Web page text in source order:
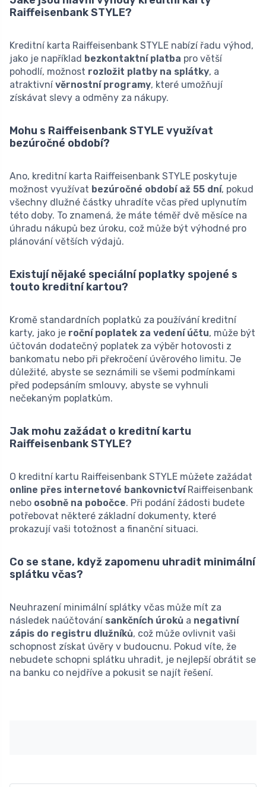
Raiffeisenbank STYLE?
Kreditní karta Raiffeisenbank STYLE nabízí řadu výhod,
jako je například bezkontaktní platba pro větší
pohodlí, možnost rozložit platby na splátky, a
atraktivnívěrnostní programy, které umožňují
získávat slevy a odměny za nákupy.
Mohu s Raiffeisenbank STYLE využívat
bezúročné období?
Ano, kreditní karta Raiffeisenbank STYLE poskytuje
možnost využívat bezúročné období až 55 dní, pokud
všechny dlužné částky uhradíte včas před uplynutím
této doby. To znamená, že máte téměř dvě měsíce na
úhradu nákupů bez úroku, což může být výhodné pro
plánování větších výdajů.
Existují nějaké speciální poplatky spojené s
touto kreditní kartou?
Kromě standardních poplatků za používání kreditní
karty, jako je roční poplatek za vedení účtu, může být
účtován dodatečný poplatek za výběr hotovosti z
bankomatu nebo při překročení úvěrového limitu. Je
důležité, abyste se seznámili se všemi podmínkami
před podepsáním smlouvy, abyste se vyhnuli
nečekaným poplatkům.
Jak mohu zažádat o kreditní kartu
Raiffeisenbank STYLE?
O kreditní kartu Raiffeisenbank STYLE můžete zažádat
online přes internetové bankovnictvíRaiffeisenbank
nebo osobně na pobočce. Při podání žádosti budete
potřebovat některé základní dokumenty, které
prokazují vaši totožnost a finanční situaci.
Co se stane, když zapomenu uhradit minimální
splátku včas?
Neuhrazení minimální splátky včas může mít za
následek naúčtování sankčních úroků a negativní
zápis do registru dlužníků, což může ovlivnit vaši
schopnost získat úvěry v budoucnu. Pokud víte, že
nebudete schopni splátku uhradit, je nejlepší obrátit se
na banku co nejdříve a pokusit se najít řešení.